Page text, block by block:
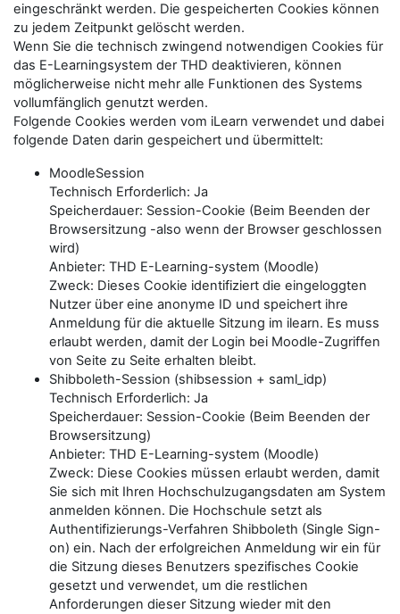
eingeschränkt werden. Die gespeicherten Cookies können
zu jedem Zeitpunkt gelöscht werden.
Wenn Sie die technisch zwingend notwendigen Cookies für
das E-Learningsystem der THD deaktivieren, können
möglicherweise nicht mehr alle Funktionen des Systems
vollumfänglich genutzt werden.
Folgende Cookies werden vom iLearn verwendet und dabei
folgende Daten darin gespeichert und übermittelt:
MoodleSession
Technisch Erforderlich: Ja
Speicherdauer: Session-Cookie (Beim Beenden der
Browsersitzung -also wenn der Browser geschlossen
wird)
Anbieter: THD E-Learning-system (Moodle)
Zweck: Dieses Cookie identifiziert die eingeloggten
Nutzer über eine anonyme ID und speichert ihre
Anmeldung für die aktuelle Sitzung im ilearn. Es muss
erlaubt werden, damit der Login bei Moodle-Zugriffen
von Seite zu Seite erhalten bleibt.
Shibboleth-Session (shibsession + saml_idp)
Technisch Erforderlich: Ja
Speicherdauer: Session-Cookie (Beim Beenden der
Browsersitzung)
Anbieter: THD E-Learning-system (Moodle)
Zweck: Diese Cookies müssen erlaubt werden, damit
Sie sich mit Ihren Hochschulzugangsdaten am System
anmelden können. Die Hochschule setzt als
Authentifizierungs-Verfahren Shibboleth (Single Sign-
on) ein. Nach der erfolgreichen Anmeldung wir ein für
die Sitzung dieses Benutzers spezifisches Cookie
gesetzt und verwendet, um die restlichen
Anforderungen dieser Sitzung wieder mit den